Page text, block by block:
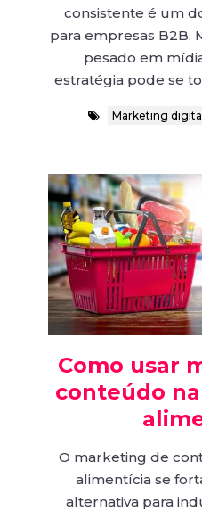
consistente é um
para empresas B2B.
pesado em
estratégia pode se
Marketing
Como usar
conteúdo
O marketing de
alimentícia se
alternativa para